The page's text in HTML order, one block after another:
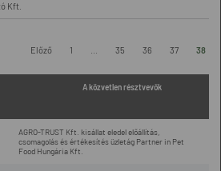
Kft.
Előző 1 35 36 37 38
A közvetlen résztvevők
AGRO-TRUST Kft. kisállat eledel előállítás,
csomagolás és értékesítés üzletág Partner in Pet
Food Hungária Kft.